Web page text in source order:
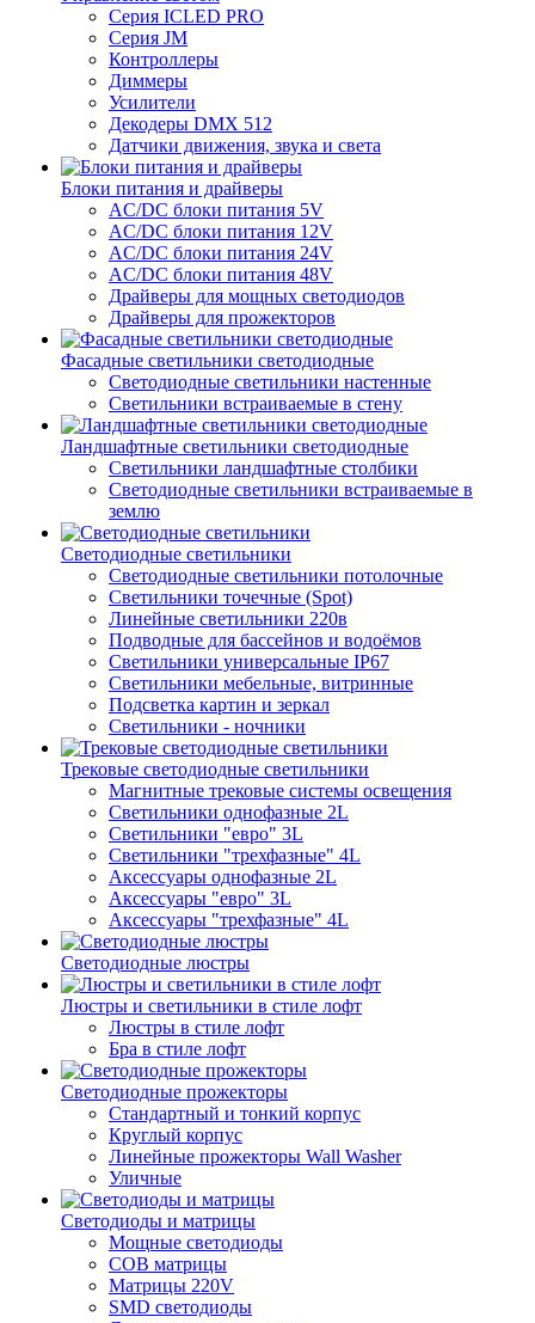
Серия ICLED PRO
Серия JM
Контроллеры
Диммеры
Усилители
Декодеры DMX 512
Датчики движения, звука и света
Блоки питания и драйверы
AC/DC блоки питания 5V
AC/DC блоки питания 12V
AC/DC блоки питания 24V
AC/DC блоки питания 48V
Драйверы для мощных светодиодов
Драйверы для прожекторов
Фасадные светильники светодиодные
Светодиодные светильники настенные
Светильники встраиваемые в стену
Ландшафтные светильники светодиодные
Светильники ландшафтные столбики
Светодиодные светильники встраиваемые в
землю
Светодиодные светильники
Светодиодные светильники потолочные
Светильники точечные (Spot)
Линейные светильники 220в
Подводные для бассейнов и водоёмов
Светильники универсальные IP67
Светильники мебельные, витринные
Подсветка картин и зеркал
Светильники - ночники
Трековые светодиодные светильники
Магнитные трековые системы освещения
Светильники однофазные 2L
Светильники "евро" 3L
Светильники "трехфазные" 4L
Аксессуары однофазные 2L
Аксессуары "евро" 3L
Аксессуары "трехфазные" 4L
Светодиодные люстры
Люстры и светильники в стиле лофт
Люстры в стиле лофт
Бра в стиле лофт
Светодиодные прожекторы
Стандартный и тонкий корпус
Круглый корпус
Линейные прожекторы Wall Washer
Уличные
Светодиоды и матрицы
Мощные светодиоды
COB матрицы
Матрицы 220V
SMD светодиоды